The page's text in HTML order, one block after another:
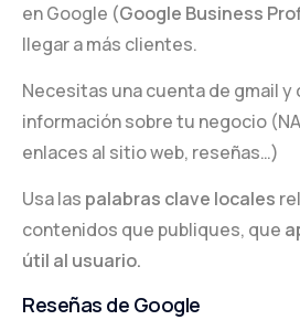
en Google (Google Business
llegar a más clientes.
Necesitas una cuenta de gmail
información sobre tu negocio
enlaces al sitio web, reseñas…)
Usa las palabras clave locales
contenidos que publiques, que
útil al usuario.
Reseñas de Google